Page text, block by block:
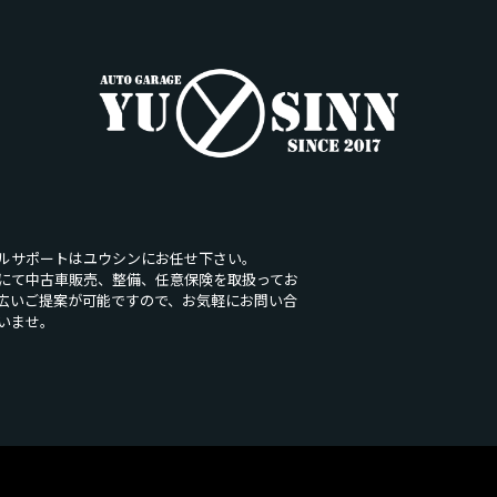
サポートはユウシンにお任せ下さい。
て中古車販売、整備、任意保険を取扱ってお
いご提案が可能ですので、お気軽にお問い合
ませ。